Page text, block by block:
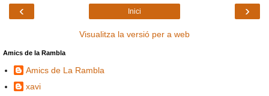
‹ ›
Inici
Visualitza la versió per a web
Amics de la Rambla
Amics de La Rambla
xavi